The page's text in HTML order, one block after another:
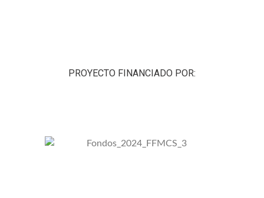
PROYECTO FINANCIADO POR: